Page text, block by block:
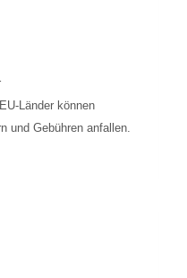
Länder können
und Gebühren anfallen.